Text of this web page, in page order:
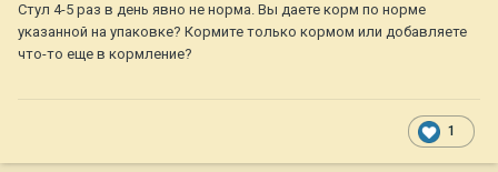
Стул 4-5 раз в день явно не норма. Вы даете корм по норме
указанной на упаковке? Кормите только кормом или добавляете
что-то еще в кормление?
1